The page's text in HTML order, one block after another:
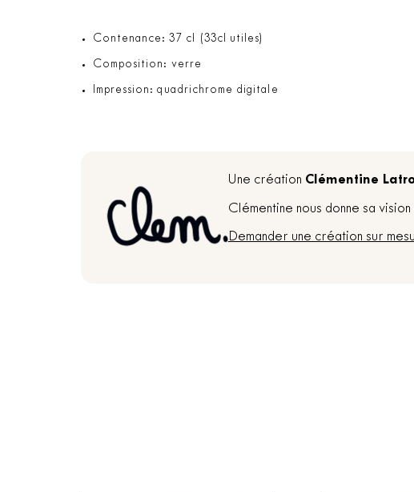
Contenance: 37 cl (33cl utiles)
Composition: verre
Impression: quadrichrome digitale
Une création Clémentine
Clémentine nous donne sa
Demander une création sur